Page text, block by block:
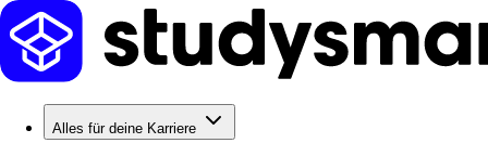
Alles für deine Karriere